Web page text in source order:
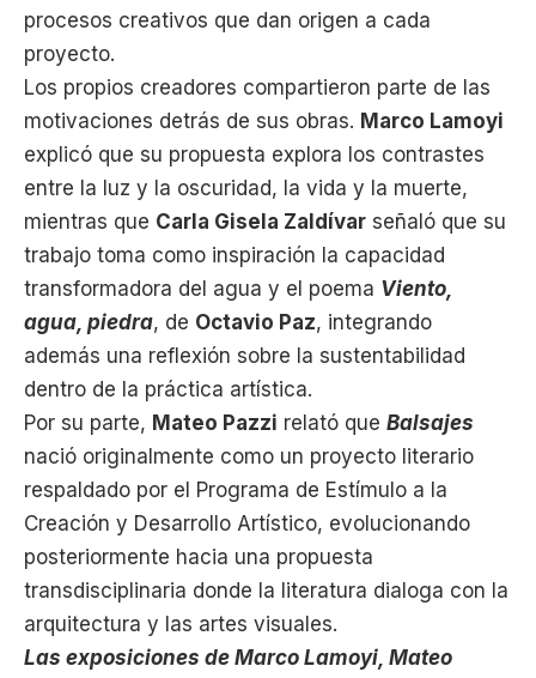
procesos creativos que dan origen a cada
proyecto.
Los propios creadores compartieron parte de las
motivaciones detrás de sus obras. Marco Lamoyi
explicó que su propuesta explora los contrastes
entre la luz y la oscuridad, la vida y la muerte,
mientras que Carla Gisela Zaldívar señaló que su
trabajo toma como inspiración la capacidad
transformadora del agua y el poema Viento,
agua, piedra, de Octavio Paz, integrando
además una reflexión sobre la sustentabilidad
dentro de la práctica artística.
Por su parte, Mateo Pazzi relató que Balsajes
nació originalmente como un proyecto literario
respaldado por el Programa de Estímulo a la
Creación y Desarrollo Artístico, evolucionando
posteriormente hacia una propuesta
transdisciplinaria donde la literatura dialoga con la
arquitectura y las artes visuales.
Las exposiciones de Marco Lamoyi, Mateo